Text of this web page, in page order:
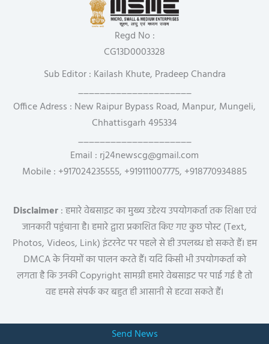
Regd No :
CG13D0003328
Sub Editor : Kailash Khute, Pradeep Chandra
_____________________
Office Adress : New Raipur Bypass Road, Manpur, Mungeli,
Chhattisgarh 495334
_____________________
Email : rj24newscg@gmail.com
Mobile : +917024235555, +919111007775, +918770934885
Disclaimer: हमारे वेबसाइट का मुख्य उद्देश्य उपयोगकर्ता तक शिक्षा एवं
जानकारी पहुंचाना है। हमारे द्वारा प्रकाशित किए गए कुछ पोस्ट (Text,
Photos, Videos, Link) इंटरनेट पर पहले से ही उपलब्ध हो सकते हैं। हम
DMCA के नियमों का पालन करते हैं। यदि किसी भी उपयोगकर्ता को
लगता है कि उनकी Copyright सामग्री हमारे वेबसाइट पर पाई गई है तो
वह हमसे संपर्क कर बहुत ही आसानी से हटवा सकते हैं।
Send News